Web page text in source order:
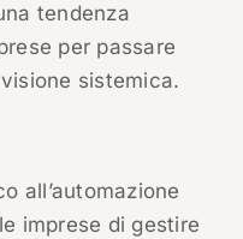
tendenza
per passare
sistemica.
all’automazione
imprese di gestire